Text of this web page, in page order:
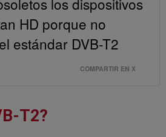
HD porque no
estándar DVB-T2
COMPARTIR EN X
T2?